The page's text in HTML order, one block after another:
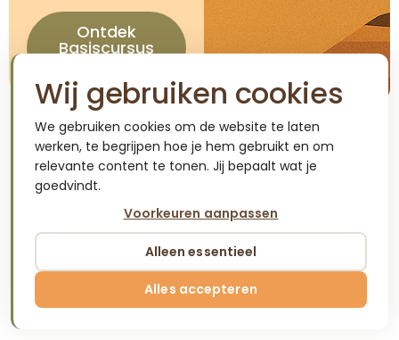
Ontdek
Basiscursus
Deel dit
bericht: Facebook X
LinkedIn WhatsApp
Email
Wij gebruiken cookies
We gebruiken cookies om de website te laten
werken, te begrijpen hoe je hem gebruikt en om
relevante content te tonen. Jij bepaalt wat je
goedvindt.
Alleen essentieel
Voorkeuren aanpassen
Alles accepteren